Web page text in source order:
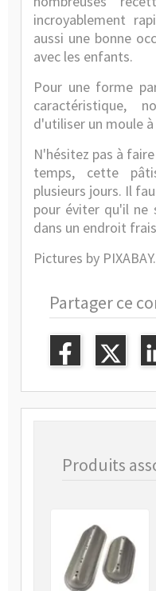
incroyablement
aussi une bonne
avec les enfants.
Pour une forme
caractéristique,
d'utiliser un moule
N'hésitez pas à
temps, cette
plusieurs jours. Il
pour éviter qu'il ne
dans un endroit
Pictures by PIXABAY.
Partager ce
Produits